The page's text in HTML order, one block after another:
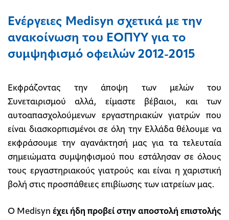
Ενέργειες Medisyn σχετικά με την
ανακοίνωση του ΕΟΠΥΥ για το
συμψηφισμό οφειλών 2012-2015
Εκφράζοντας την άποψη των μελών του
Συνεταιρισμού αλλά, είμαστε βέβαιοι, και των
αυτοαπασχολούμενων εργαστηριακών γιατρών που
είναι διασκορπισμένοι σε όλη την Ελλάδα θέλουμε να
εκφράσουμε την αγανάκτησή μας για τα τελευταία
σημειώματα συμψηφισμού που εστάλησαν σε όλους
τους εργαστηριακούς γιατρούς και είναι η χαριστική
βολή στις προσπάθειες επιβίωσης των ιατρείων μας.
Ο Medisyn έχει ήδη προβεί στην αποστολή επιστολής